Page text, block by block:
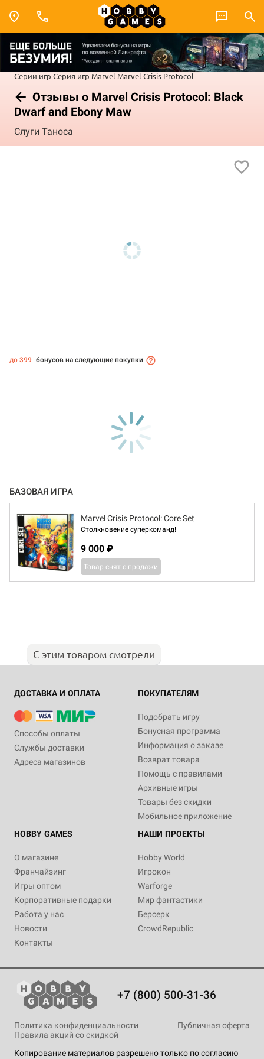
Серии игр Серия игр Marvel Marvel Crisis Protocol
Отзывы о Marvel Crisis Protocol: Black
Dwarf and Ebony Maw
Слуги Таноса
до 399 бонусов на следующие покупки
БАЗОВАЯ ИГРА
Marvel Crisis Protocol: Core Set
Столкновение суперкоманд!
9 000 ₽
Товар снят с продажи
С этим товаром смотрели
ДОСТАВКА И ОПЛАТА
Способы оплаты
Службы доставки
Адреса магазинов
ПОКУПАТЕЛЯМ
Подобрать игру
Бонусная программа
Информация о заказе
Возврат товара
Помощь с правилами
Архивные игры
Товары без скидки
Мобильное приложение
HOBBY GAMES
О магазине
Франчайзинг
Игры оптом
Корпоративные подарки
Работа у нас
Новости
Контакты
НАШИ ПРОЕКТЫ
Hobby World
Игрокон
Warforge
Мир фантастики
Берсерк
CrowdRepublic
+7 (800) 500-31-36
Копирование материалов разрешено только по согласию
Политика конфиденциальности
Публичная оферта
Правила акций со скидкой